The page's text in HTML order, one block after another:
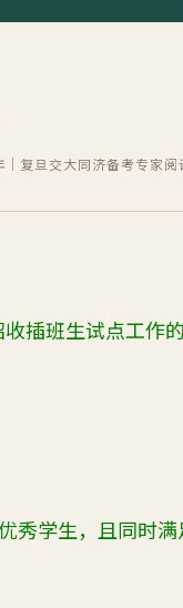
复旦交大同济备考专家
插班生试点工作
秀学生，且同时